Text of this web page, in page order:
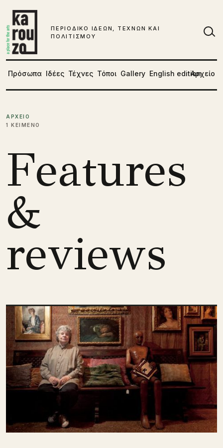
ΠΕΡΙΟΔΙΚΟ ΙΔΕΩΝ, ΤΕΧΝΩΝ ΚΑΙ
ΠΟΛΙΤΙΣΜΟΥ
Πρόσωπα Ιδέες Τέχνες Τόποι Gallery English editionΑρχείο
ΑΡΧΕΙΟ
1 ΚΕΙΜΕΝΟ
Features
&
reviews